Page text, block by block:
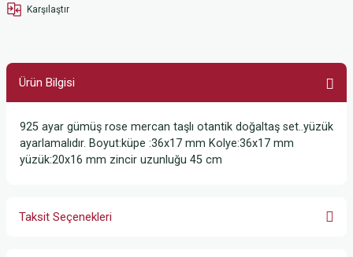
Karşılaştır
Ürün Bilgisi
925 ayar gümüş rose mercan taşlı otantik doğaltaş set..yüzük
ayarlamalıdır. Boyut:küpe :36x17 mm Kolye:36x17 mm
yüzük:20x16 mm zincir uzunluğu 45 cm
Taksit Seçenekleri